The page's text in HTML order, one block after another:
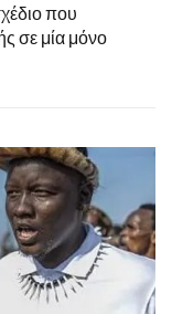
που
σε μία μόνο